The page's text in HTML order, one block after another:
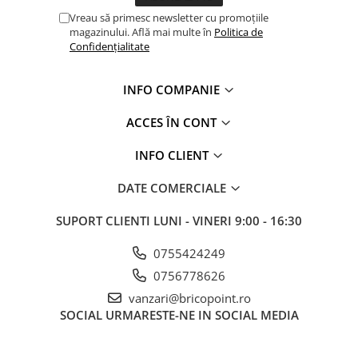
Reparare Beton, Subturnări și
Ancadramente Uși și Ferestre
Solbancuri / Pervaze
Brâuri Decorative
Panouri Decorative 3D
Vreau să primesc newsletter cu promoțiile
magazinului. Află mai multe în Politica de
Confidențialitate
INFO COMPANIE
ACCES ÎN CONT
INFO CLIENT
DATE COMERCIALE
SUPORT CLIENTI LUNI - VINERI 9:00 - 16:30
0755424249
0756778626
vanzari@bricopoint.ro
SOCIAL URMARESTE-NE IN SOCIAL MEDIA